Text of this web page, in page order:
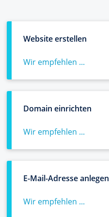
Website erstellen
Wir empfehlen ...
Domain einrichten
Wir empfehlen ...
E-Mail-Adresse anlegen
Wir empfehlen ...